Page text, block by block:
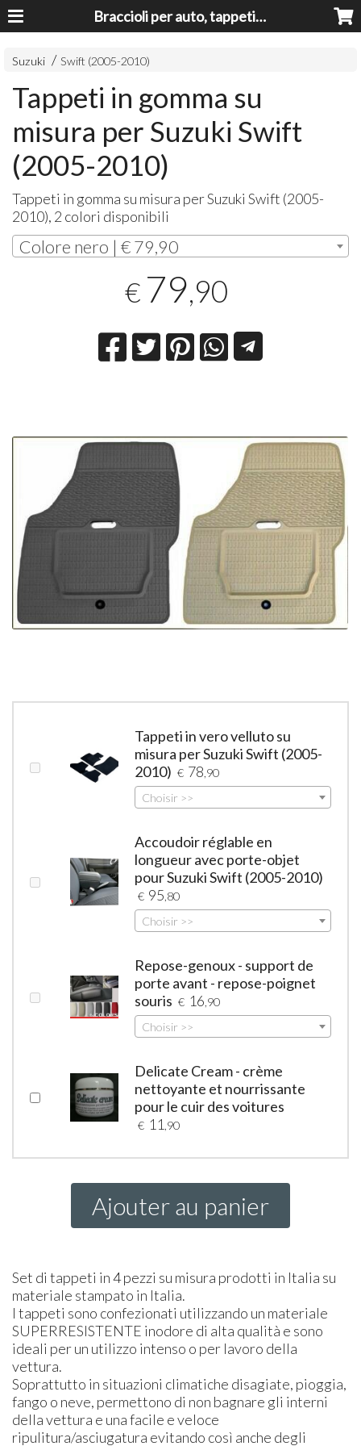
Braccioli per auto, tappeti auto, accessori auto MADE IN ITALY - Armrests, Mittelarmlehnen, Accoundoirs
Suzuki Swift (2005-2010)
Tappeti in gomma su
misura per Suzuki Swift
(2005-2010)
Tappeti in gomma su misura per Suzuki Swift (2005-
2010), 2 colori disponibili
Colore nero | € 79,90
€ 79,90
Tappeti in vero velluto su
misura per Suzuki Swift (2005-
2010) € 78 ,90
Choisir >>
Accoudoir réglable en
longueur avec porte-objet
pour Suzuki Swift (2005-2010)
€ 95 ,80
Choisir >>
Repose-genoux - support de
porte avant - repose-poignet
souris € 16 ,90
Choisir >>
Delicate Cream - crème
nettoyante et nourrissante
pour le cuir des voitures
€ 11 ,90
Ajouter au panier
Set di tappeti in 4 pezzi su misura prodotti in Italia su
materiale stampato in Italia.
I tappeti sono confezionati utilizzando un materiale
SUPERRESISTENTE inodore di alta qualità e sono
ideali per un utilizzo intenso o per lavoro della
vettura.
Soprattutto in situazioni climatiche disagiate, pioggia,
fango o neve, permettono di non bagnare gli interni
della vettura e una facile e veloce
ripulitura/asciugatura evitando così anche degli